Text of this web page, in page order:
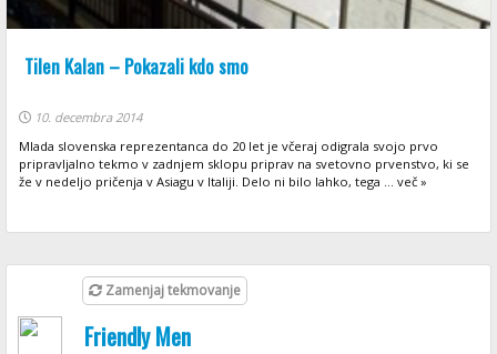
Tilen Kalan – Pokazali kdo smo
10. decembra 2014
Mlada slovenska reprezentanca do 20 let je včeraj odigrala svojo prvo
pripravljalno tekmo v zadnjem sklopu priprav na svetovno prvenstvo, ki se
že v nedeljo pričenja v Asiagu v Italiji. Delo ni bilo lahko, tega ... več »
Zamenjaj tekmovanje
Friendly Men